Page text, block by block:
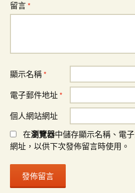
留言 *
顯示名稱 *
電子郵件地址 *
個人網站網址
在瀏覽器中儲存顯示名稱、電
網址，以供下次發佈留言時使用。